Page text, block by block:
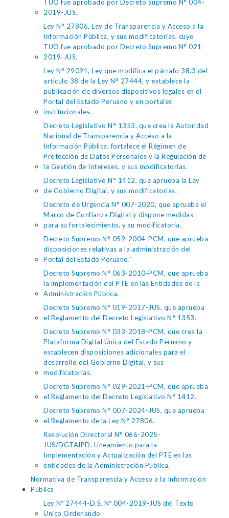
TUO fue aprobado por Decreto Supremo N° 004-
2019-JUS.
Ley N° 27806, Ley de Transparencia y Acceso a la
Información Pública, y sus modificatorias, cuyo
TUO fue aprobado por Decreto Supremo N° 021-
2019-JUS.
Ley N° 29091, Ley que modifica el párrafo 38.3 del
artículo 38 de la Ley N° 27444, y establece la
publicación de diversos dispositivos legales en el
Portal del Estado Peruano y en portales
institucionales.
Decreto Legislativo N° 1353, que crea la Autoridad
Nacional de Transparencia y Acceso a la
Información Pública, fortalece el Régimen de
Protección de Datos Personales y la Regulación de
la Gestión de Intereses, y sus modificatorias.
Decreto Legislativo N° 1412, que aprueba la Ley
de Gobierno Digital, y sus modificatorias.
Decreto de Urgencia N° 007-2020, que aprueba el
Marco de Confianza Digital y dispone medidas
para su fortalecimiento, y su modificatoria.
Decreto Supremo N° 059-2004-PCM, que aprueba
disposiciones relativas a la administración del
Portal del Estado Peruano."
Decreto Supremo N° 063-2010-PCM, que aprueba
la implementación del PTE en las Entidades de la
Administración Pública.
Decreto Supremo N° 019-2017-JUS, que aprueba
el Reglamento del Decreto Legislativo N° 1353.
Decreto Supremo N° 033-2018-PCM, que crea la
Plataforma Digital Única del Estado Peruano y
establecen disposiciones adicionales para el
desarrollo del Gobierno Digital, y sus
modificatorias.
Decreto Supremo N° 029-2021-PCM, que aprueba
el Reglamento del Decreto Legislativo N° 1412.
Decreto Supremo N° 007-2024-JUS, que aprueba
el Reglamento de la Ley N° 27806.
Resolución Directoral N° 066-2025-
JUS/DGTAIPD, Lineamiento para la
Implementación y Actualización del PTE en las
entidades de la Administración Pública.
Normativa de Transparencia y Acceso a la Información
Pública
Ley Nº 27444-D.S. Nº 004-2019-JUS del Texto
Único Ordenando